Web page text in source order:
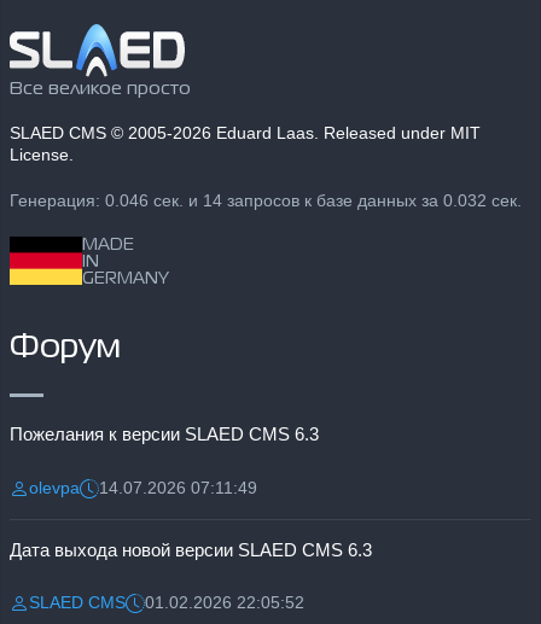
Все великое просто
SLAED CMS © 2005-2026 Eduard Laas. Released under MIT
License.
Генерация: 0.046 сек. и 14 запросов к базе данных за 0.032 сек.
MADE
IN
GERMANY
Форум
Пожелания к версии SLAED CMS 6.3
Разместил:
olevpaДата:14.07.2026 07:11:49
Дата выхода новой версии SLAED CMS 6.3
Разместил:
SLAED CMSДата:01.02.2026 22:05:52